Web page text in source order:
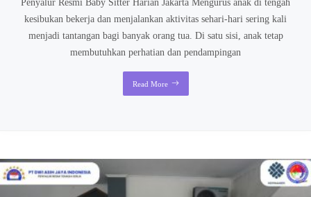
Penyalur Resmi Baby Sitter Harian Jakarta Mengurus anak di tengah
kesibukan bekerja dan menjalankan aktivitas sehari-hari sering kali
menjadi tantangan bagi banyak orang tua. Di satu sisi, anak tetap
membutuhkan perhatian dan pendampingan
Read More